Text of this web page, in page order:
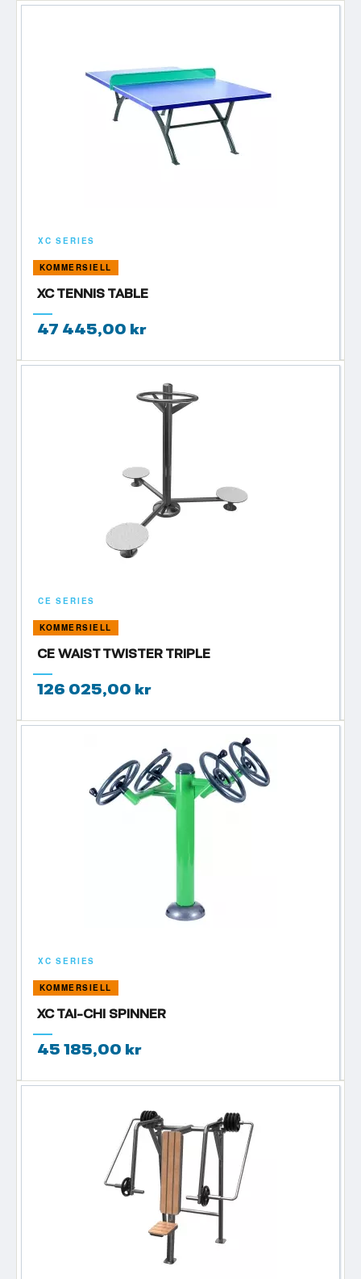
XC SERIES
KOMMERSIELL
XC TENNIS TABLE
47 445,00 kr
CE SERIES
KOMMERSIELL
CE WAIST TWISTER TRIPLE
126 025,00 kr
XC SERIES
KOMMERSIELL
XC TAI-CHI SPINNER
45 185,00 kr